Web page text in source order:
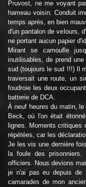
Pruvost, ne me voyant
hameau voisin. Conduit
temps après, en bien
d'un pantalon de velours,
ne portant aucun papier
Mirant se camoufle
inutilisables, de prend
sud (toujours le sud !!!) Il
traversait une route, un
foudroie les deux
batterie de DCA.
À neuf heures du matin,
Beck, où l'on était
lignes. Moments critiques
répétées, car les
Je les vis une dernière
la foule des
officiers. Nous devions
je n'ai pas eu depuis de
camarades de mon